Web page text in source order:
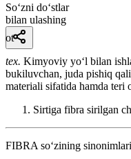
So‘zni do‘stlar
bilan ulashing
ot
tex. Kimyoviy yoʻl bilan
bukiluvchan, juda pishiq
materiali sifatida hamda teri
Sirtiga fibra sirilgan
FIBRA so‘zining